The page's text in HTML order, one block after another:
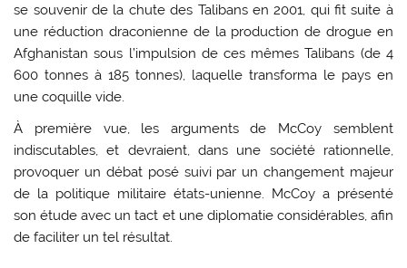
se souvenir de la chute des Talibans en 2001, qui fit suite à
une réduction draconienne de la production de drogue en
Afghanistan sous l’impulsion de ces mêmes Talibans (de 4
600 tonnes à 185 tonnes), laquelle transforma le pays en
une coquille vide.
À première vue, les arguments de McCoy semblent
indiscutables, et devraient, dans une société rationnelle,
provoquer un débat posé suivi par un changement majeur
de la politique militaire états-unienne. McCoy a présenté
son étude avec un tact et une diplomatie considérables, afin
de faciliter un tel résultat.